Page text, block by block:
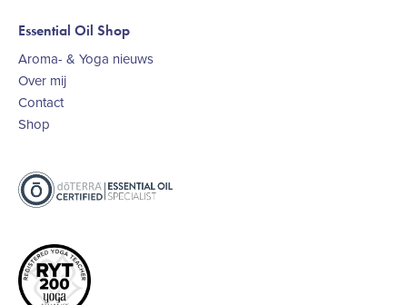
Essential Oil Shop
Aroma- & Yoga nieuws
Over mij
Contact
Shop